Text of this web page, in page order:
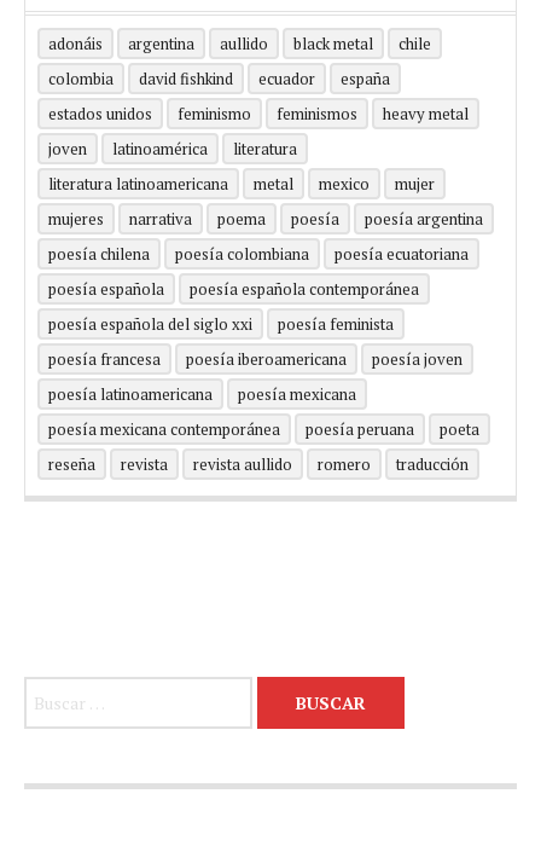
adonáis argentina aullido black metal
chile
colombia
david fishkind ecuador
españa
estados unidos
feminismo feminismos
heavy metal
joven
latinoamérica
literatura
literatura latinoamericana
metal mexico
mujer
mujeres
narrativa poema poesía
poesía argentina
poesía chilena
poesía colombiana
poesía ecuatoriana
poesía española
poesía española contemporánea
poesía española del siglo xxi
poesía feminista
poesía francesa
poesía iberoamericana
poesía joven
poesía latinoamericana
poesía mexicana
poesía mexicana contemporánea
poesía peruana
poeta
reseña
revista revista aullido romero traducción